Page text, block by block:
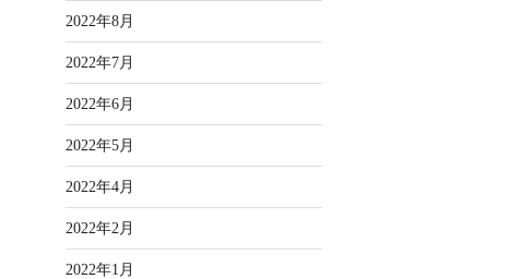
2022年8月
2022年7月
2022年6月
2022年5月
2022年4月
2022年2月
2022年1月